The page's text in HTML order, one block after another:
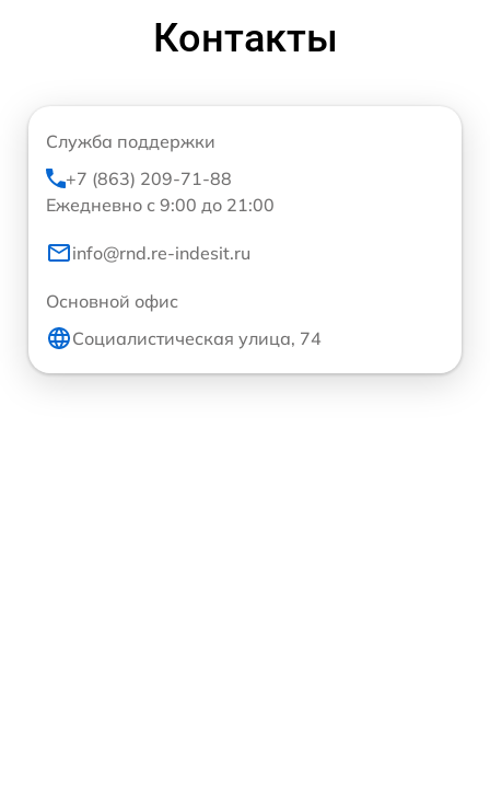
Контакты
Служба поддержки
+7 (863) 209-71-88
Ежедневно с 9:00 до 21:00
info@rnd.re-indesit.ru
Основной офис
Социалистическая улица, 74